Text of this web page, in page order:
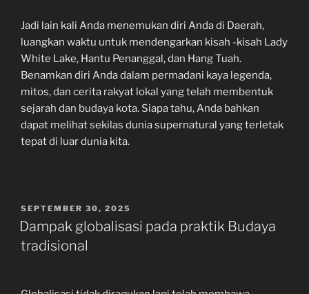
Jadi lain kali Anda menemukan diri Anda di Daerah,
luangkan waktu untuk mendengarkan kisah -kisah Lady
White Lake, Hantu Penanggal, dan Hang Tuah.
Benamkan diri Anda dalam permadani kaya legenda,
mitos, dan cerita rakyat lokal yang telah membentuk
sejarah dan budaya kota. Siapa tahu, Anda bahkan
dapat melihat sekilas dunia supernatural yang terletak
tepat di luar dunia kita.
POSTED
ON
SEPTEMBER 30, 2025
Dampak globalisasi pada praktik Budaya
tradisional